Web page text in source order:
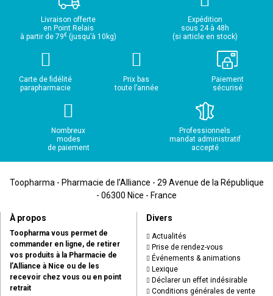
Livraison offerte
en Point Relais
à partir de 79€ (jusqu’à 10kg)
Expédition
sous 24 à 48h
(si article en stock)
Carte de fidélité
parapharmacie
Prix bas
toute l’année
Paiement
sécurisé
Nombreux
modes
de paiement
Professionnels
mandat administratif
accepté
Toopharma - Pharmacie de l’Alliance - 29 Avenue de la République
- 06300 Nice - France
À propos
Toopharma vous permet de
commander en ligne, de retirer
vos produits à la Pharmacie de
l’Alliance à Nice ou de les
recevoir chez vous ou en point
retrait
Divers
Actualités
Prise de rendez-vous
Événements & animations
Lexique
Déclarer un effet indésirable
Conditions générales de vente